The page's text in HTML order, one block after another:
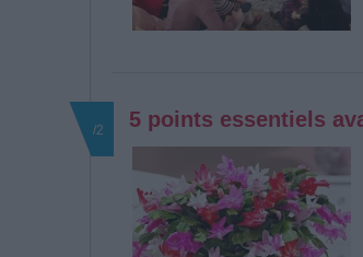
5 points essentiels
/2